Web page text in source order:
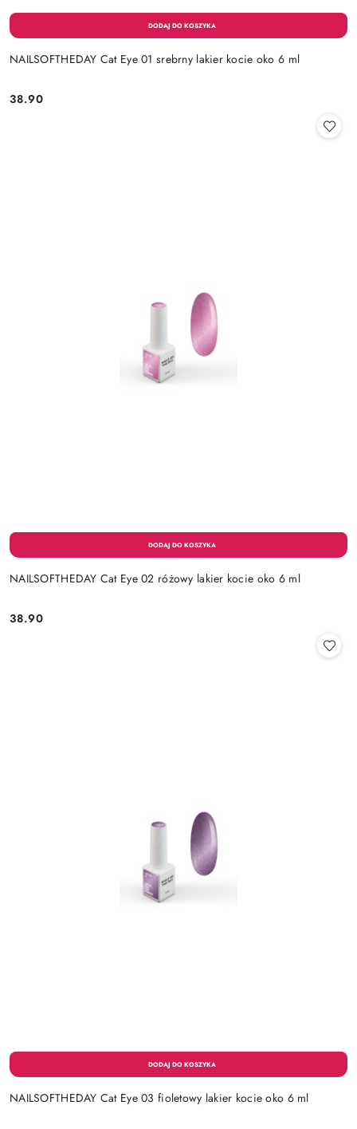
NAILSOFTHEDAY Cat Eye 01 srebrny lakier kocie oko 6 ml
Cena:
38.90
NAILSOFTHEDAY Cat Eye 02 różowy lakier kocie oko 6 ml
Cena:
38.90
NAILSOFTHEDAY Cat Eye 03 fioletowy lakier kocie oko 6 ml